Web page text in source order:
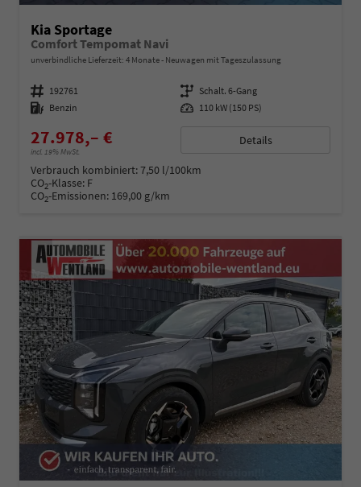
Kia Sportage
Comfort Tempomat Navi
unverbindliche Lieferzeit: 4 Monate Neuwagen mit Tageszulassung
Fahrzeugnummer 192761 Getriebe Schalt. 6-Gang
Kraftstoff Benzin Leistung 110 kW (150 PS)
27.978,– €
incl. 19% MwSt.
Details
Verbrauch kombiniert:7,50 l/100km
CO2-Klasse: F
CO2-Emissionen: 169,00 g/km